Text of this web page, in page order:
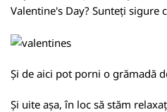
Valentine's Day? Sunteți sigure
Și de aici pot porni o grămadă
Și uite așa, în loc să stăm